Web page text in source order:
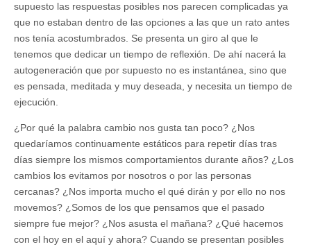
supuesto las respuestas posibles nos parecen complicadas ya
que no estaban dentro de las opciones a las que un rato antes
nos tenía acostumbrados. Se presenta un giro al que le
tenemos que dedicar un tiempo de reflexión. De ahí nacerá la
autogeneración que por supuesto no es instantánea, sino que
es pensada, meditada y muy deseada, y necesita un tiempo de
ejecución.
¿Por qué la palabra cambio nos gusta tan poco? ¿Nos
quedaríamos continuamente estáticos para repetir días tras
días siempre los mismos comportamientos durante años? ¿Los
cambios los evitamos por nosotros o por las personas
cercanas? ¿Nos importa mucho el qué dirán y por ello no nos
movemos? ¿Somos de los que pensamos que el pasado
siempre fue mejor? ¿Nos asusta el mañana? ¿Qué hacemos
con el hoy en el aquí y ahora? Cuando se presentan posibles